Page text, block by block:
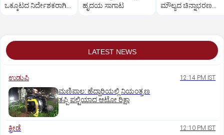
ಒಕ್ಕೂಟದ ನಿರ್ದೇಶಕರಾಗಿ
ಹೃದಯ ಸಾಗಾಟ
ಮೌಲ್ಯದ ಚಿನ್ನಾಭರಣ
LATEST NEWS
ಉಡುಪಿ 12:14 PM IST
ಮಣಿಪಾಲ: ಹೆದ್ದಾರಿಯಲ್ಲಿ ನಿಯಂತ್ರಣ
ತಪ್ಪಿ ಪಲ್ಟಿಯಾದ ಆಟೋ ರಿಕ್ಷಾ
ಕ್ರೀಡೆ 12:10 PM IST